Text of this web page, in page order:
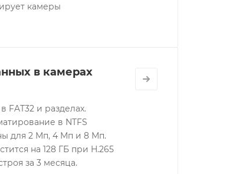
камеры
в камерах
FAT32 и разделах.
в NTFS
для 2 Мп, 4 Мп и 8 Мп.
на 128 ГБ при H.265
за 3 месяца.